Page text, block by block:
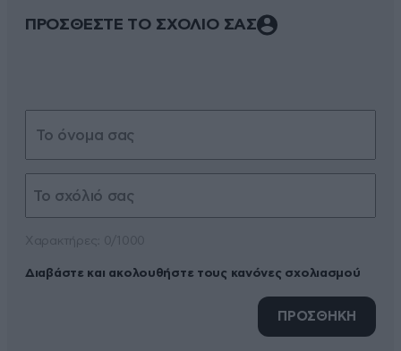
ΠΡΟΣΘΕΣΤΕ ΤΟ ΣΧΟΛΙΟ ΣΑΣ
Διαβάστε και ακολουθήστε τους κανόνες σχολιασμού
ΠΡΟΣΘΗΚΗ